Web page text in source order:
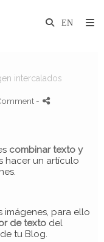
intercalados
-
combinar texto y
hacer un artículo
imágenes, para ello
de texto del
tu Blog.